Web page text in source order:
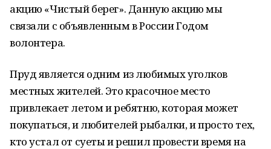
акцию «Чистый берег». Данную акцию мы
связали с объявленным в России Годом
волонтера.
Пруд является одним из любимых уголков
местных жителей. Это красочное место
привлекает летом и ребятню, которая может
покупаться, и любителей рыбалки, и просто тех,
кто устал от суеты и решил провести время на